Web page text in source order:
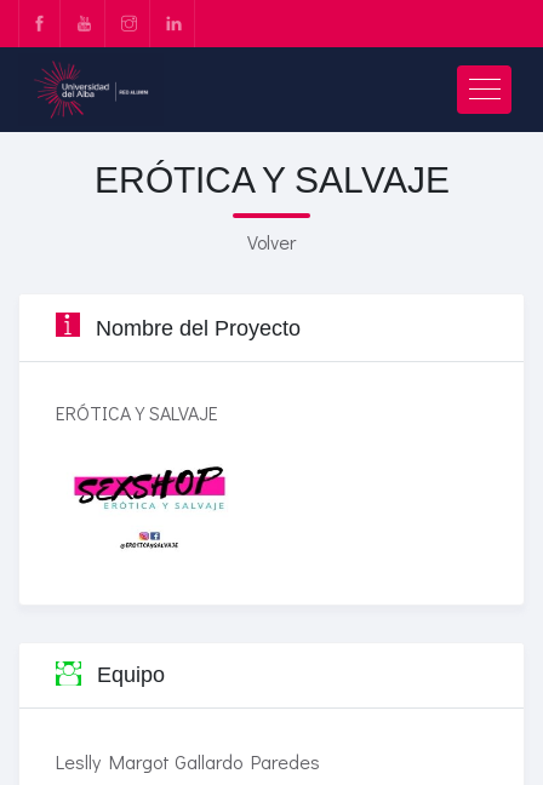
ERÓTICA Y SALVAJE
Volver
Nombre del Proyecto
ERÓTICA Y SALVAJE
Equipo
Leslly Margot Gallardo Paredes